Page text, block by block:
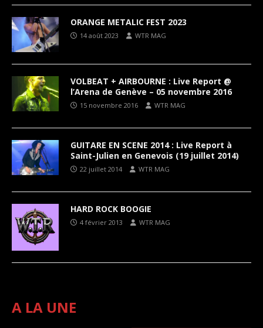
ORANGE METALIC FEST 2023
14 août 2023 WTR MAG
VOLBEAT + AIRBOURNE : Live Report @
l’Arena de Genève – 05 novembre 2016
15 novembre 2016 WTR MAG
GUITARE EN SCENE 2014 : Live Report à
Saint-Julien en Genevois (19 juillet 2014)
22 juillet 2014 WTR MAG
HARD ROCK BOOGIE
4 février 2013 WTR MAG
A LA UNE